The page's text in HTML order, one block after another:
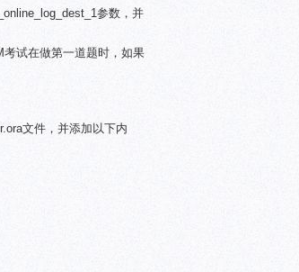
参数，并
试在做第一道题时，如果
文件，并添加以下内